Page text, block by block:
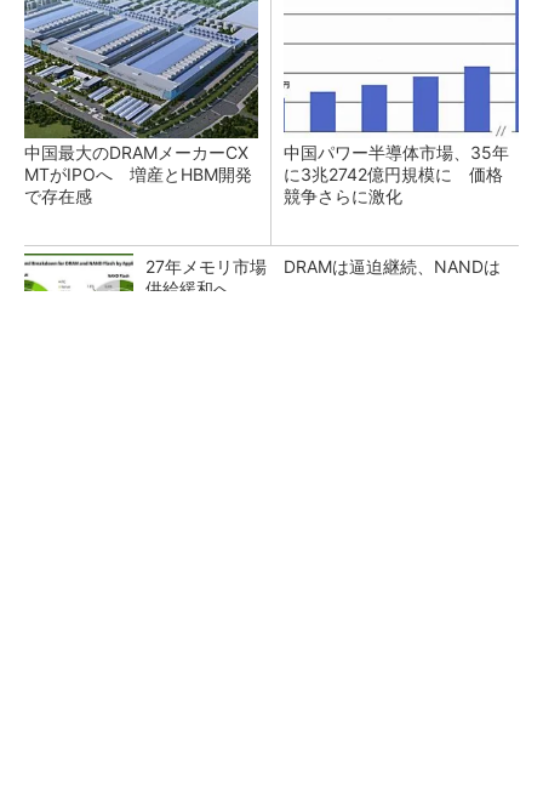
中国最大のDRAMメーカーCX
MTがIPOへ 増産とHBM開発
で存在感
中国パワー半導体市場、35年
に3兆2742億円規模に 価格
競争さらに激化
27年メモリ市場 DRAMは逼迫継続、NANDは
供給緩和へ